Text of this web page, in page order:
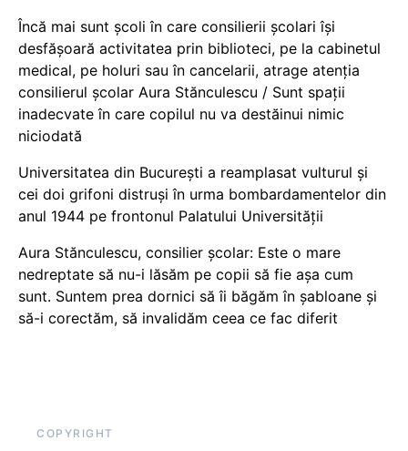
Încă mai sunt școli în care consilierii școlari își
desfășoară activitatea prin biblioteci, pe la cabinetul
medical, pe holuri sau în cancelarii, atrage atenția
consilierul școlar Aura Stănculescu / Sunt spații
inadecvate în care copilul nu va destăinui nimic
niciodată
Universitatea din București a reamplasat vulturul și
cei doi grifoni distruși în urma bombardamentelor din
anul 1944 pe frontonul Palatului Universității
Aura Stănculescu, consilier școlar: Este o mare
nedreptate să nu-i lăsăm pe copii să fie așa cum
sunt. Suntem prea dornici să îi băgăm în șabloane și
să-i corectăm, să invalidăm ceea ce fac diferit
COPYRIGHT